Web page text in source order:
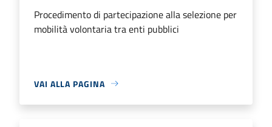
Procedimento di partecipazione alla selezione per
mobilità volontaria tra enti pubblici
VAI ALLA PAGINA